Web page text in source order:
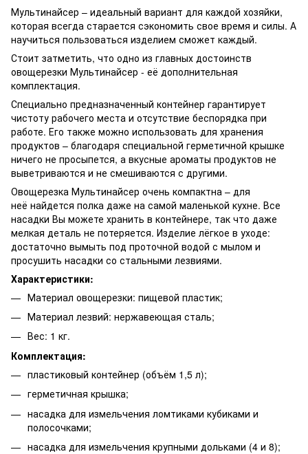
Мультинайсер – идеальный вариант для каждой хозяйки,
которая всегда старается сэкономить свое время и силы. А
научиться пользоваться изделием сможет каждый.
Стоит затметить, что одно из главных достоинств
овощерезки Мультинайсер - её дополнительная
комплектация.
Специально предназначенный контейнер гарантирует
чистоту рабочего места и отсутствие беспорядка при
работе. Его также можно использовать для хранения
продуктов – благодаря специальной герметичной крышке
ничего не просыпется, а вкусные ароматы продуктов не
выветриваются и не смешиваются с другими.
Овощерезка Мультинайсер очень компактна – для
неё найдется полка даже на самой маленькой кухне. Все
насадки Вы можете хранить в контейнере, так что даже
мелкая деталь не потеряется. Изделие лёгкое в уходе:
достаточно вымыть под проточной водой с мылом и
просушить насадки со стальными лезвиями.
Характеристики:
Материал овощерезки: пищевой пластик;
Материал лезвий: нержавеющая сталь;
Вес: 1 кг.
Комплектация:
пластиковый контейнер (объём 1,5 л);
герметичная крышка;
насадка для измельчения ломтиками кубиками и
полосочками;
насадка для измельчения крупными дольками (4 и 8);